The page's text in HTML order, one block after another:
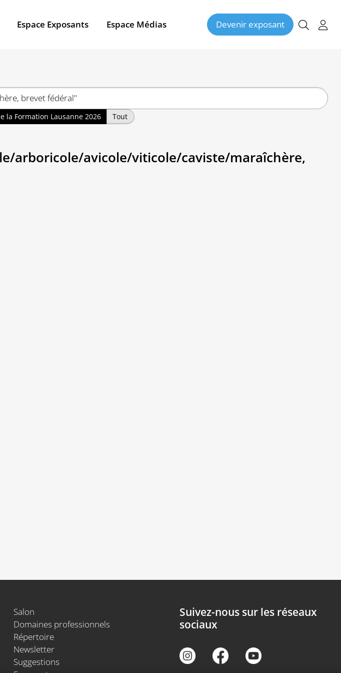
Espace Exposants Espace Médias Devenir exposant
la Formation Lausanne 2026 Tout
arboricole/avicole/viticole/caviste/maraîchère,
Salon
Domaines professionnels
Répertoire
Newsletter
Suggestions
Suivez-nous sur les réseaux
sociaux